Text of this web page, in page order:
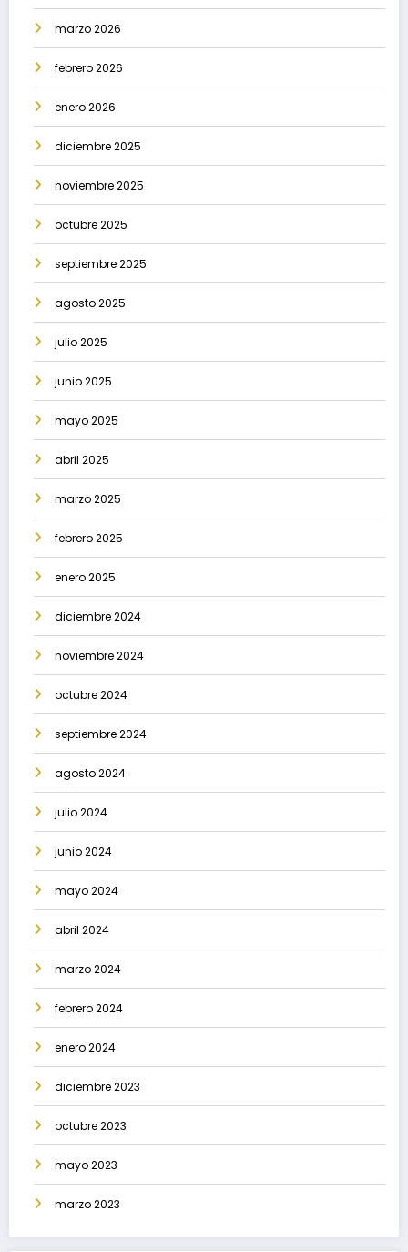
marzo 2026
febrero 2026
enero 2026
diciembre 2025
noviembre 2025
octubre 2025
septiembre 2025
agosto 2025
julio 2025
junio 2025
mayo 2025
abril 2025
marzo 2025
febrero 2025
enero 2025
diciembre 2024
noviembre 2024
octubre 2024
septiembre 2024
agosto 2024
julio 2024
junio 2024
mayo 2024
abril 2024
marzo 2024
febrero 2024
enero 2024
diciembre 2023
octubre 2023
mayo 2023
marzo 2023